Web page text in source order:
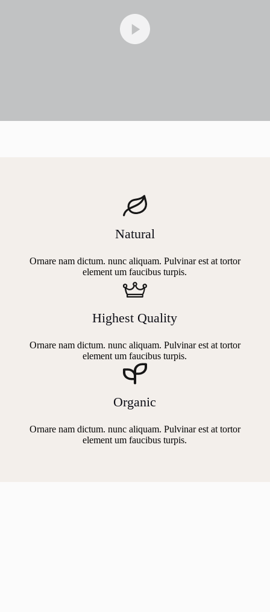
Natural
Ornare nam dictum. nunc aliquam. Pulvinar est at tortor
element um faucibus turpis.
Highest Quality
Ornare nam dictum. nunc aliquam. Pulvinar est at tortor
element um faucibus turpis.
Organic
Ornare nam dictum. nunc aliquam. Pulvinar est at tortor
element um faucibus turpis.